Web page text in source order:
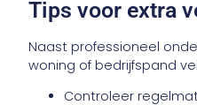
Tips voor extra
Naast professioneel
woning of bedrijfspand
Controleer